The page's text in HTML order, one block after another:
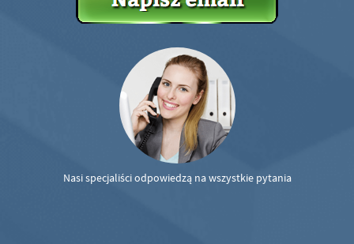
Nasi specjaliści odpowiedzą na wszystkie pytania